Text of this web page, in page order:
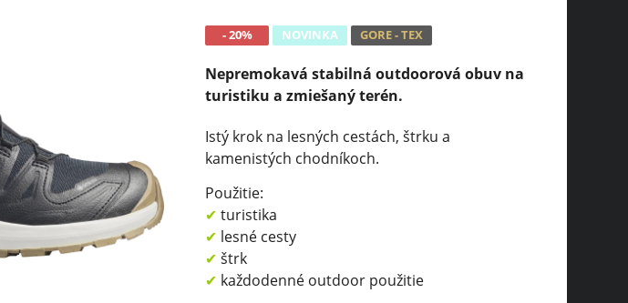
- 20% NOVINKA GORE - TEX
Nepremokavá stabilná outdoorová obuv na
turistiku a zmiešaný terén.
Istý krok na lesných cestách, štrku a
kamenistých chodníkoch.
Použitie:
✔ turistika
✔ lesné cesty
✔ štrk
✔ každodenné outdoor použitie